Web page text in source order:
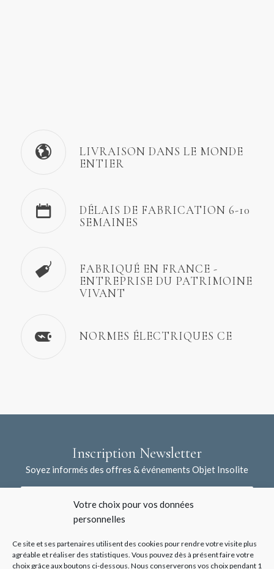
Votre choix pour vos données
personnelles
Ce site et ses partenaires utilisent des cookies pour rendre votre visite plus
agréable et réaliser des statistiques. Vous pouvez dès à présent faire votre
choix grâce aux boutons ci-dessous. Nous conserverons vos choix pendant 1
LIVRAISON DANS LE MONDE
ENTIER
DÉLAIS DE FABRICATION 6-10
SEMAINES
FABRIQUÉ EN FRANCE -
ENTREPRISE DU PATRIMOINE
VIVANT
NORMES ÉLECTRIQUES CE
Inscription Newsletter
Soyez informés des offres & événements Objet Insolite